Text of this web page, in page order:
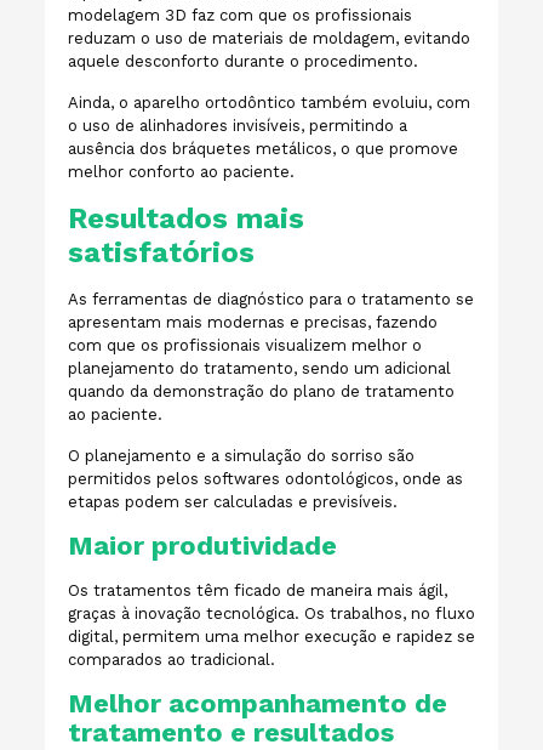
modelagem 3D faz com que os profissionais
reduzam o uso de materiais de moldagem, evitando
aquele desconforto durante o procedimento.
Ainda, o aparelho ortodôntico também evoluiu, com
o uso de alinhadores invisíveis, permitindo a
ausência dos bráquetes metálicos, o que promove
melhor conforto ao paciente.
Resultados mais
satisfatórios
As ferramentas de diagnóstico para o tratamento se
apresentam mais modernas e precisas, fazendo
com que os profissionais visualizem melhor o
planejamento do tratamento, sendo um adicional
quando da demonstração do plano de tratamento
ao paciente.
O planejamento e a simulação do sorriso são
permitidos pelos softwares odontológicos, onde as
etapas podem ser calculadas e previsíveis.
Maior produtividade
Os tratamentos têm ficado de maneira mais ágil,
graças à inovação tecnológica. Os trabalhos, no fluxo
digital, permitem uma melhor execução e rapidez se
comparados ao tradicional.
Melhor acompanhamento de
tratamento e resultados